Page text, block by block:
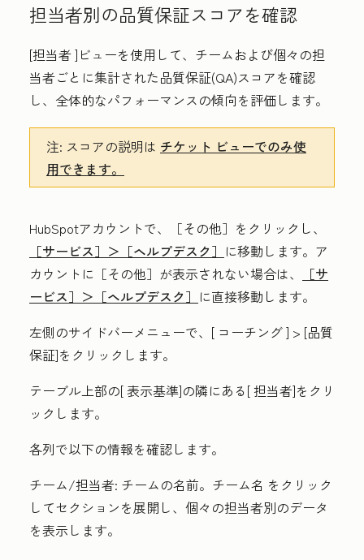
担当者別の品質保証スコアを確認
[担当者]ビューを使用して、チームおよび個々の担
当者ごとに集計された品質保証(QA)スコアを確認
し、全体的なパフォーマンスの傾向を評価します。
注: スコアの説明は チケット ビューでのみ使
用できます。
HubSpotアカウントで、
［その他］をクリックし、
［サービス］＞ ［ヘルプデスク］ に移動します。ア
カウントに ［その他］が表示されない場合は、
［サ
ービス］＞ ［ヘルプデスク］ に直接移動します。
左側のサイドバーメニューで、[ コーチング] > [品質
保証]をクリックします。
テーブル上部の[表示基準]の隣にある[担当者]をクリ
ックします。
各列で以下の情報を確認します。
チーム/担当者: チームの名前。 チーム名 をクリック
してセクションを展開し、個々の担当者別のデータ
を表示します。